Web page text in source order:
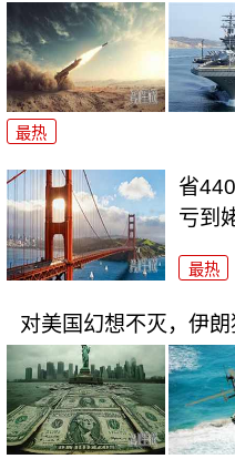
最热
省
亏到
最热
对美国幻想不灭，伊朗